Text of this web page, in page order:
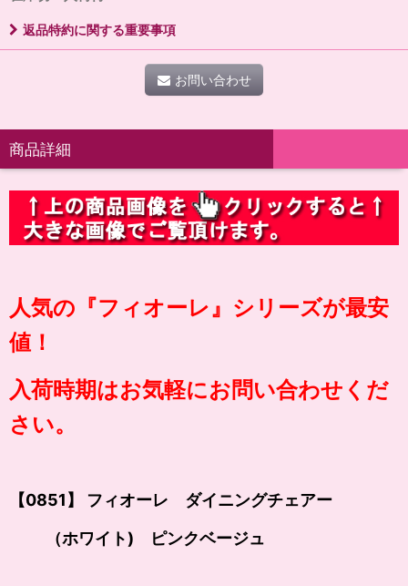
返品特約に関する重要事項
お問い合わせ
商品詳細
人気の『フィオーレ』シリーズが最安
値！
入荷時期はお気軽にお問い合わせくだ
さい。
【0851】 フィオーレ ダイニングチェアー
（ホワイト) ピンクベージュ